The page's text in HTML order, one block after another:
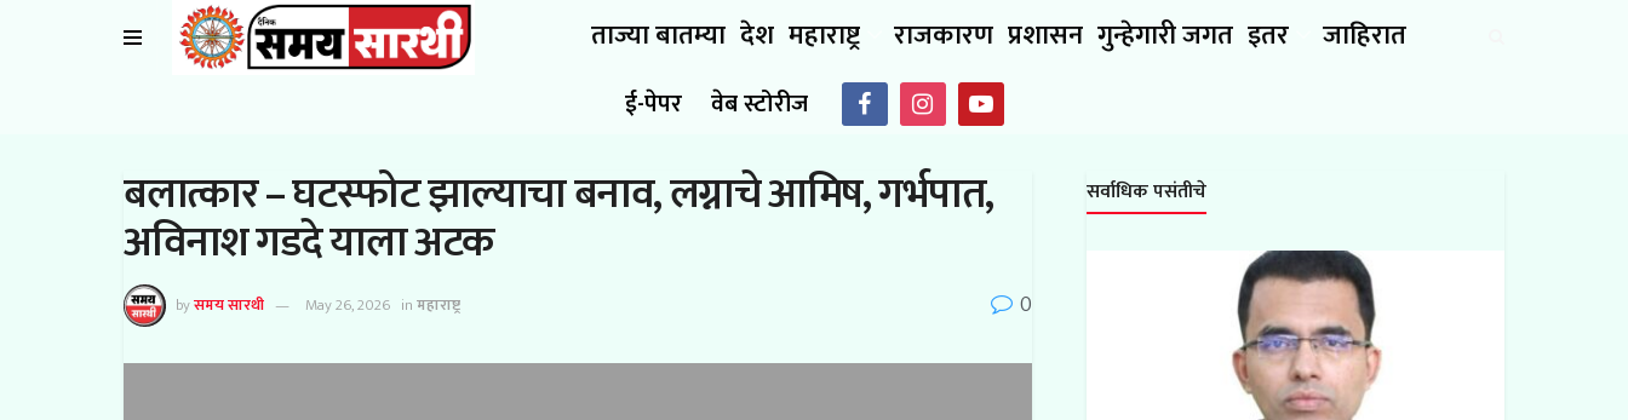
ताज्या बातम्या देश महाराष्ट्र राजकारण प्रशासन गुन्हेगारी जगत इतर जाहिरात
ई-पेपर वेब स्टोरीज
बलात्कार – घटस्फोट झाल्याचा बनाव, लग्नाचे आमिष, गर्भपात,
अविनाश गडदे याला अटक
byसमय सारथी May 26, 2026 inमहाराष्ट्र 0
सर्वाधिक पसंतीचे